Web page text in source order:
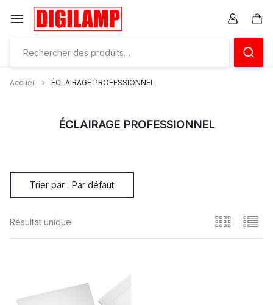
à/au
Ensemble
éclairons
projets
Accueil ÉCLAIRAGE PROFESSIONNEL
ÉCLAIRAGE PROFESSIONNEL
Trier par : Par défaut
Résultat unique